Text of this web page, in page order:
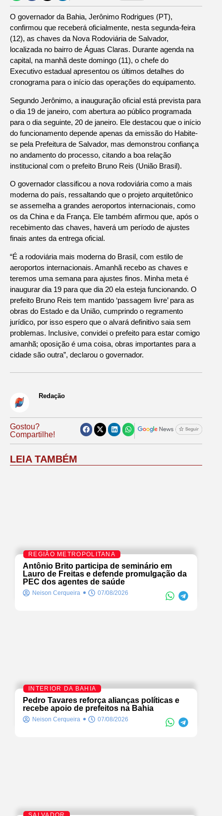
O governador da Bahia, Jerônimo Rodrigues (PT),
confirmou que receberá oficialmente, nesta segunda-feira
(12), as chaves da Nova Rodoviária de Salvador,
localizada no bairro de Águas Claras. Durante agenda na
capital, na manhã deste domingo (11), o chefe do
Executivo estadual apresentou os últimos detalhes do
cronograma para o início das operações do equipamento.
Segundo Jerônimo, a inauguração oficial está prevista para
o dia 19 de janeiro, com abertura ao público programada
para o dia seguinte, 20 de janeiro. Ele destacou que o início
do funcionamento depende apenas da emissão do Habite-
se pela Prefeitura de Salvador, mas demonstrou confiança
no andamento do processo, citando a boa relação
institucional com o prefeito Bruno Reis (União Brasil).
O governador classificou a nova rodoviária como a mais
moderna do país, ressaltando que o projeto arquitetônico
se assemelha a grandes aeroportos internacionais, como
os da China e da França. Ele também afirmou que, após o
recebimento das chaves, haverá um período de ajustes
finais antes da entrega oficial.
“É a rodoviária mais moderna do Brasil, com estilo de
aeroportos internacionais. Amanhã recebo as chaves e
teremos uma semana para ajustes finos. Minha meta é
inaugurar dia 19 para que dia 20 ela esteja funcionando. O
prefeito Bruno Reis tem mantido ‘passagem livre’ para as
obras do Estado e da União, cumprindo o regramento
jurídico, por isso espero que o alvará definitivo saia sem
problemas. Inclusive, convidei o prefeito para estar comigo
amanhã; oposição é uma coisa, obras importantes para a
cidade são outra”, declarou o governador.
Redação
Gostou?
Compartilhe!
LEIA TAMBÉM
REGIÃO METROPOLITANA
Antônio Brito participa de seminário em
Lauro de Freitas e defende promulgação da
PEC dos agentes de saúde
Neison Cerqueira 07/08/2026
INTERIOR DA BAHIA
Pedro Tavares reforça alianças políticas e
recebe apoio de prefeitos na Bahia
Neison Cerqueira 07/08/2026